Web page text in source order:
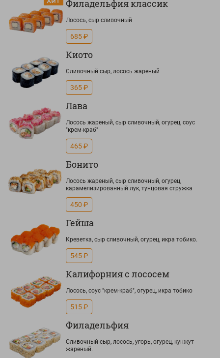
Филадельфия классик
Лосось, сыр сливочный
685 ₽
Киото
Сливочный сыр, лосось жареный
365 ₽
Лава
Лосось жареный, сыр сливочный, огурец, соус
"крем-краб"
465 ₽
Бонито
Лосось жареный, сыр сливочный, огурец,
карамелизированный лук, тунцовая стружка
450 ₽
Гейша
Креветка, сыр сливочный, огурец, икра тобико.
545 ₽
Калифорния с лососем
Лосось, соус "крем-краб", огурец, икра тобико
515 ₽
Филадельфия
Сливочный сыр, лосось, угорь, огурец, кунжут
жареный.